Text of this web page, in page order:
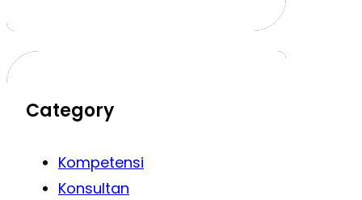
Category
Kompetensi
Konsultan